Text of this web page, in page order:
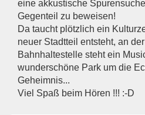
eine akkustische
Gegenteil zu beweisen!
Da taucht plötzlich ein
neuer Stadtteil entsteht, an
Bahnhaltestelle steht ein
wunderschöne Park um die
Geheimnis...
Viel Spaß beim Hören !!! :-D